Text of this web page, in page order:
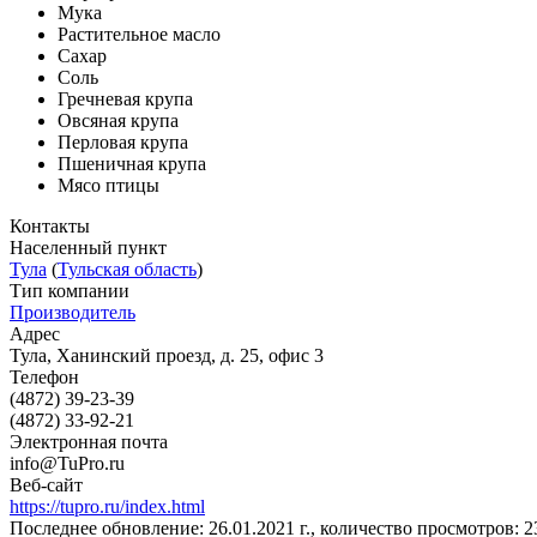
Мука
Растительное масло
Сахар
Соль
Гречневая крупа
Овсяная крупа
Перловая крупа
Пшеничная крупа
Мясо птицы
Контакты
Населенный пункт
Тула (Тульская область)
Тип компании
Производитель
Адрес
Тула, Ханинский проезд, д. 25, офис 3
Телефон
(4872) 39-23-39
(4872) 33-92-21
Электронная почта
info@TuPro.ru
Веб-сайт
https://tupro.ru/index.html
Последнее обновление: 26.01.2021 г., количество просмотров: